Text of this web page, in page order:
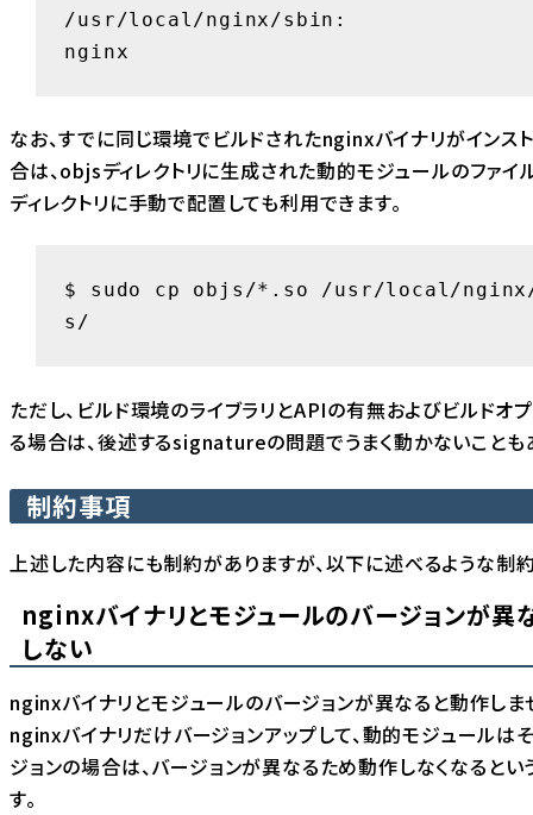
/usr/local/nginx/sbin:
nginx
なお、すでに同じ環境でビルドされたnginxバイナリがインス
合は、objsディレクトリに生成された動的モジュールのファ
ディレクトリに手動で配置しても利用できます。
$ sudo cp objs/*.so /usr/local/nginx/
s/
ただし、ビルド環境のライブラリとAPIの有無およびビルドオ
る場合は、後述するsignatureの問題でうまく動かないことも
制約事項
上述した内容にも制約がありますが、以下に述べるような制
nginxバイナリとモジュールのバージョンが異
しない
nginxバイナリとモジュールのバージョンが異なると動作しま
nginxバイナリだけバージョンアップして、動的モジュールは
ジョンの場合は、バージョンが異なるため動作しなくなるとい
す。